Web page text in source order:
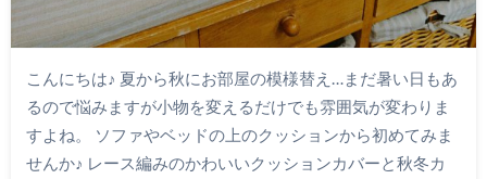
こんにちは♪ 夏から秋にお部屋の模様替え…まだ暑い日もあ
るので悩みますが小物を変えるだけでも雰囲気が変わりま
すよね。 ソファやベッドの上のクッションから初めてみま
せんか♪ レース編みのかわいいクッションカバーと秋冬カ